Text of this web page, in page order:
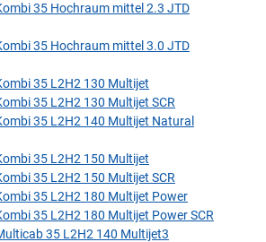
35 Hochraum mittel 2.3 JTD
35 Hochraum mittel 3.0 JTD
35 L2H2 130 Multijet
35 L2H2 130 Multijet SCR
35 L2H2 140 Multijet Natural
35 L2H2 150 Multijet
35 L2H2 150 Multijet SCR
35 L2H2 180 Multijet Power
35 L2H2 180 Multijet Power SCR
35 L2H2 140 Multijet3